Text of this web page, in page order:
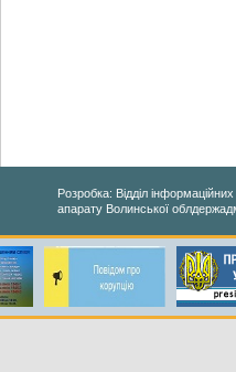
Розробка: Відділ інформаційних
апарату Волинської